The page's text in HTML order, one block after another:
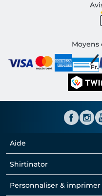
Aide
Shirtinator
Personnaliser & imprimer